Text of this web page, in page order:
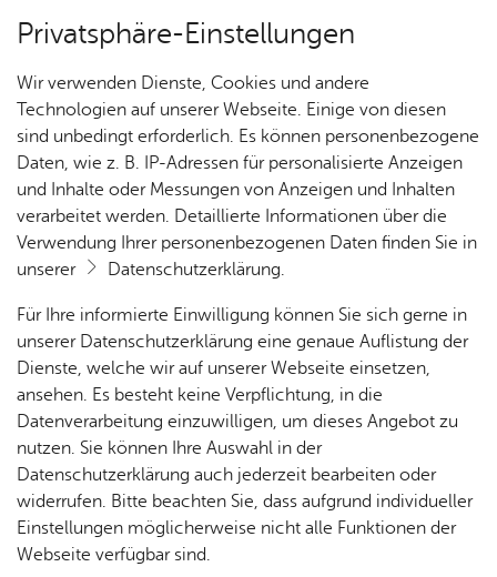
Kartenansicht
Cookie-Hinweis
Zum Laden dieser Karte wird eine Verbindung zu externen
Servern hergestellt. Diese verwenden Cookies und andere
Tracking-Technologien, um die Bedienung zu
personalisieren und zu verbessern. Weitere Informationen
finden Sie in unsererDatenschutzerklärung
Privatsphäre-Einstellungen
Wir verwenden Dienste, Cookies und andere
Technologien auf unserer Webseite. Einige von diesen
sind unbedingt erforderlich. Es können personenbezogene
Daten, wie z. B. IP-Adressen für personalisierte Anzeigen
und Inhalte oder Messungen von Anzeigen und Inhalten
verarbeitet werden. Detaillierte Informationen über die
Verwendung Ihrer personenbezogenen Daten finden Sie in
unserer
Datenschutzerklärung.
Für Ihre informierte Einwilligung können Sie sich gerne in
unserer Datenschutzerklärung eine genaue Auflistung der
Dienste, welche wir auf unserer Webseite einsetzen,
ansehen. Es besteht keine Verpflichtung, in die
Datenverarbeitung einzuwilligen, um dieses Angebot zu
nutzen. Sie können Ihre Auswahl in der
Datenschutzerklärung auch jederzeit bearbeiten oder
widerrufen. Bitte beachten Sie, dass aufgrund individueller
Einstellungen möglicherweise nicht alle Funktionen der
Webseite verfügbar sind.